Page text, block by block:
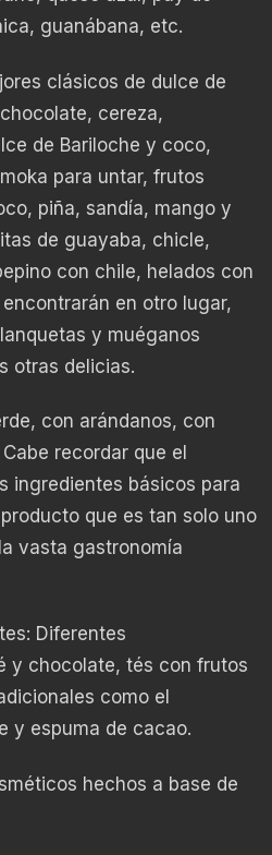
guanábana, etc.
clásicos de dulce de
cereza,
de Bariloche y coco,
para untar, frutos
piña, sandía, mango y
de guayaba, chicle,
con chile, helados con
en otro lugar,
y muéganos
otras delicias.
con arándanos, con
recordar que el
ingredientes básicos para
que es tan solo uno
vasta gastronomía
Diferentes
y chocolate, tés con frutos
como el
y espuma de cacao.
hechos a base de